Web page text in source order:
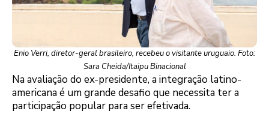
Enio Verri, diretor-geral brasileiro, recebeu o visitante uruguaio. Foto:
Sara Cheida/Itaipu Binacional
Na avaliação do ex-presidente, a integração latino-
americana é um grande desafio que necessita ter a
participação popular para ser efetivada.